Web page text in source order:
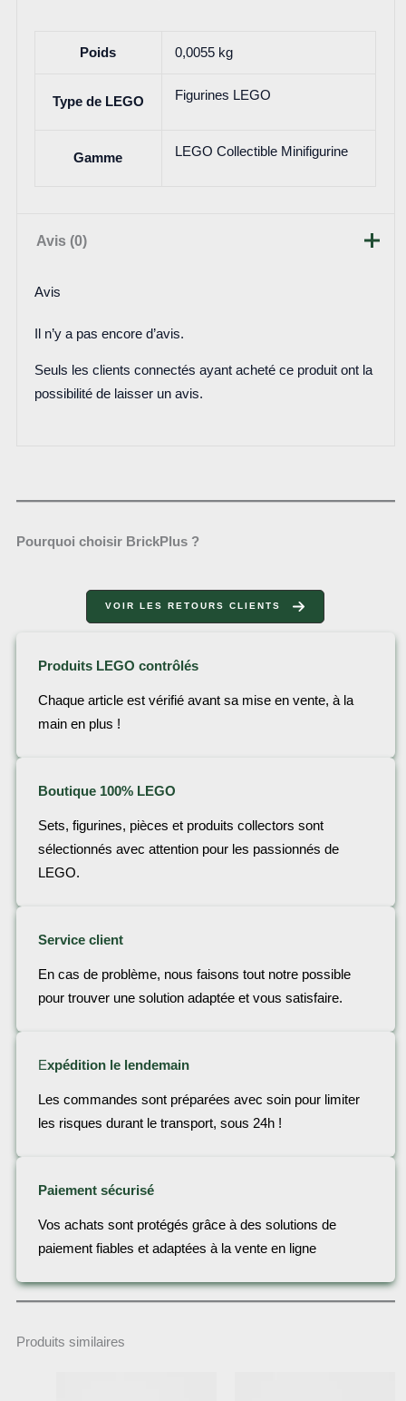
Poids 0,0055 kg
Type de LEGO Figurines LEGO
Gamme LEGO Collectible Minifigurine
Avis (0)
Avis
Il n’y a pas encore d’avis.
Seuls les clients connectés ayant acheté ce produit ont la
possibilité de laisser un avis.
Pourquoi choisir BrickPlus ?
VOIR LES RETOURS CLIENTS
Produits LEGO contrôlés
Chaque article est vérifié avant sa mise en vente, à la
main en plus !
Boutique 100% LEGO
Sets, figurines, pièces et produits collectors sont
sélectionnés avec attention pour les passionnés de
LEGO.
Service client
En cas de problème, nous faisons tout notre possible
pour trouver une solution adaptée et vous satisfaire.
Expédition le lendemain
Les commandes sont préparées avec soin pour limiter
les risques durant le transport, sous 24h !
Paiement sécurisé
Vos achats sont protégés grâce à des solutions de
paiement fiables et adaptées à la vente en ligne
Produits similaires